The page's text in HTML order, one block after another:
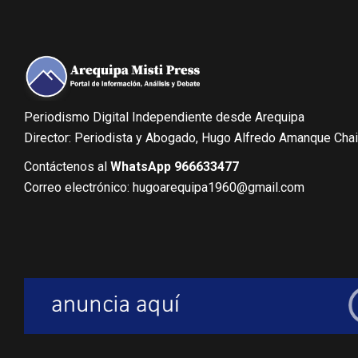
Periodismo Digital Independiente desde Arequipa
Director: Periodista y Abogado, Hugo Alfredo Amanque
Contáctenos al WhatsApp 966633477
Correo electrónico: hugoarequipa1960@gmail.com